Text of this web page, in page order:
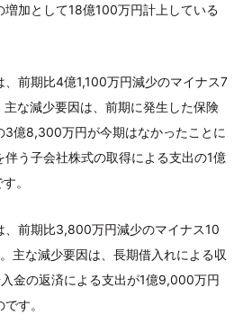
加として18億100万円計上している
前期比4億1,100万円減少のマイナス7
な減少要因は、前期に発生した保険
3億8,300万円が今期はなかったことに
う子会社株式の取得による支出の1億
。
、前期比3,800万円減少のマイナス10
主な減少要因は、長期借入れによる収
金の返済による支出が1億9,000万円
す。